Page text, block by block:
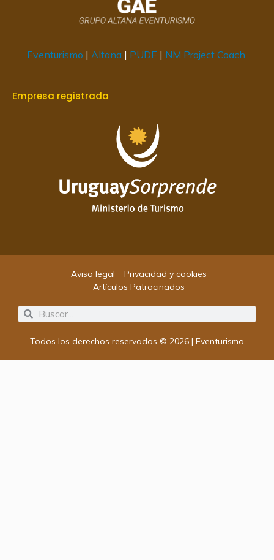
Eventurismo | Altana | PUDE | NM Project Coach
Empresa registrada
Todos los derechos reservados © 2026 | Eventurismo
SearchSearch
Aviso legal
Privacidad y cookies
Artículos Patrocinados